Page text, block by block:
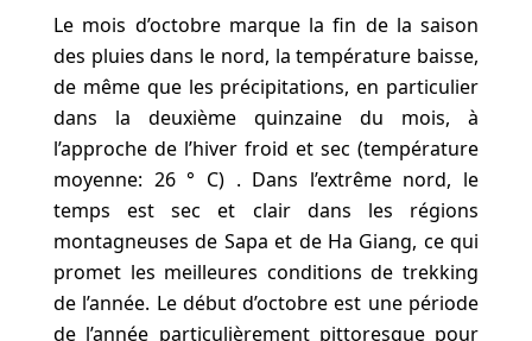
Le mois d’octobre marque la fin de la saison
des pluies dans le nord, la température baisse,
de même que les précipitations, en particulier
dans la deuxième quinzaine du mois, à
l’approche de l’hiver froid et sec (température
moyenne: 26 ° C) . Dans l’extrême nord, le
temps est sec et clair dans les régions
montagneuses de Sapa et de Ha Giang, ce qui
promet les meilleures conditions de trekking
de l’année. Le début d’octobre est une période
de l’année particulièrement pittoresque pour